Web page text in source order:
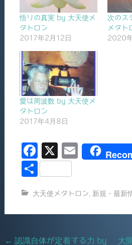
悟りの真実 by 大天使メ
タトロン
2017年2月12日
次のス
メタト
2020
愛は周波数 by 大天使メ
タトロン
2017年4月8日
F
a
e
b
X
E
l
共
大天使メタトロン 新規・最新
Post
← 認識自体が定着する力 by 大